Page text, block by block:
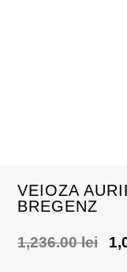
VEIOZA
BREGENZ
1,236.00lei